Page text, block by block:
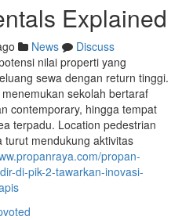
Explained
News
Discuss
nilai properti yang
sewa dengan return tinggi.
sekolah bertaraf
contemporary, hingga tempat
terpadu. Location pedestrian
mendukung aktivitas
propan-
di-pik-2-tawarkan-inovasi-